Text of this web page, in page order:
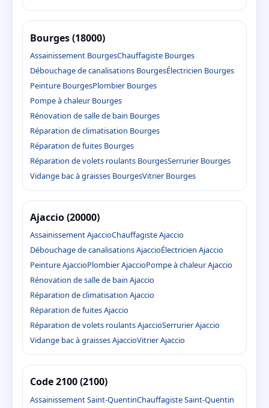
Bourges (18000)
Assainissement BourgesChauffagiste Bourges
Débouchage de canalisations BourgesÉlectricien Bourges
Peinture BourgesPlombier Bourges
Pompe à chaleur Bourges
Rénovation de salle de bain Bourges
Réparation de climatisation Bourges
Réparation de fuites Bourges
Réparation de volets roulants BourgesSerrurier Bourges
Vidange bac à graisses BourgesVitrier Bourges
Ajaccio (20000)
Assainissement AjaccioChauffagiste Ajaccio
Débouchage de canalisations AjaccioÉlectricien Ajaccio
Peinture AjaccioPlombier AjaccioPompe à chaleur Ajaccio
Rénovation de salle de bain Ajaccio
Réparation de climatisation Ajaccio
Réparation de fuites Ajaccio
Réparation de volets roulants AjaccioSerrurier Ajaccio
Vidange bac à graisses AjaccioVitrier Ajaccio
Code 2100 (2100)
Assainissement Saint-QuentinChauffagiste Saint-Quentin